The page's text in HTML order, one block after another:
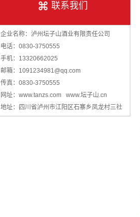
联系我们
企业名称：泸州坛子山酒业有限责任公司
电话：0830-3750555
手机：13320662025
邮箱：1091234981@qq.com
传真：0830-3750555
网址：www.tanzs.com www.坛子山.cn
地址：四川省泸州市江阳区石寨乡凤龙村三社